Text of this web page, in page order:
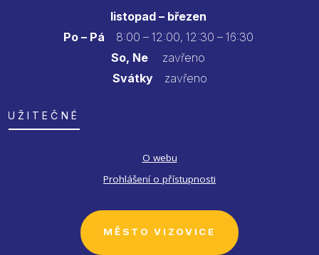
listopad – březen
Po – Pá 8:00 – 12:00, 12:30 – 16:30
So, Ne zavřeno
Svátkyzavřeno
UŽITEČNÉ
O webu
Prohlášení o přístupnosti
MĚSTO VIZOVICE